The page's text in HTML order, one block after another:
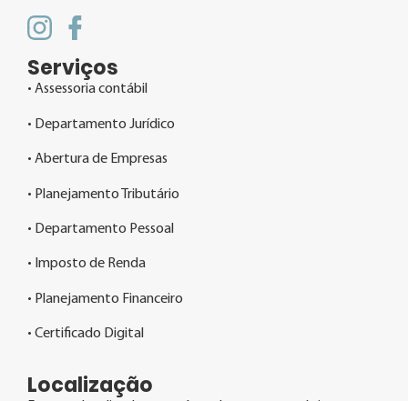
Serviços
• Assessoria contábil
• Departamento Jurídico
• Abertura de Empresas
• Planejamento Tributário
• Departamento Pessoal
• Imposto de Renda
• Planejamento Financeiro
• Certificado Digital
Localização